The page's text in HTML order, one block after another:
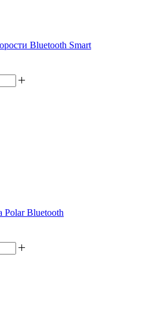
Bluetooth Smart
Polar Bluetooth